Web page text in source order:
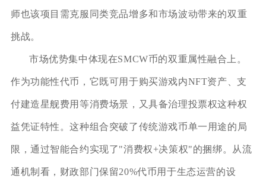
师也该项目需克服同类竞品增多和市场波动带来的双重
挑战。
市场优势集中体现在SMCW币的双重属性融合上。
作为功能性代币，它既可用于购买游戏内NFT资产、支
付建造星舰费用等消费场景，又具备治理投票权这种权
益凭证特性。这种组合突破了传统游戏币单一用途的局
限，通过智能合约实现了"消费权+决策权"的捆绑。从流
通机制看，财政部门保留20%代币用于生态运营的设